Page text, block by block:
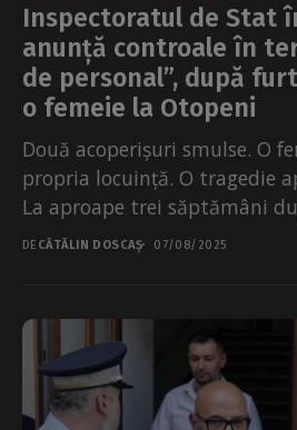
Inspectoratul de Stat
anunță controale în
de personal”, după
o femeie la Otopeni
Două acoperișuri smulse. O
propria locuință. O tragedie
La aproape trei săptămâni
lovit Otopeniul,...
DE CĂTĂLIN DOSCAȘ 07/08/2025